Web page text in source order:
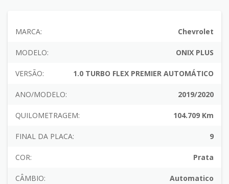
MARCA: Chevrolet
MODELO: ONIX PLUS
VERSÃO: 1.0 TURBO FLEX PREMIER AUTOMÁTICO
ANO/MODELO: 2019/2020
QUILOMETRAGEM: 104.709 Km
FINAL DA PLACA: 9
COR: Prata
CÂMBIO: Automatico